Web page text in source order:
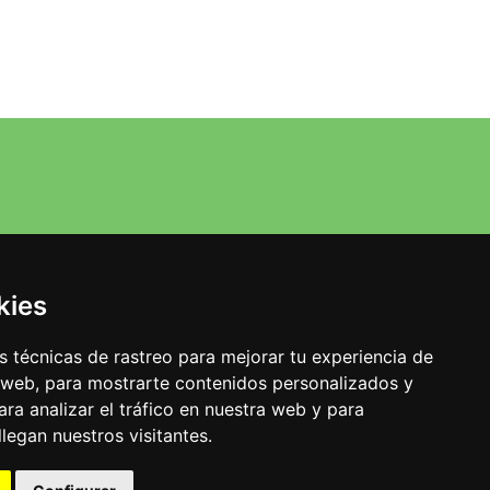
técnicas de rastreo para mejorar tu experiencia de
para mostrarte contenidos personalizados y
analizar el tráfico en nuestra web y para
nuestros visitantes.